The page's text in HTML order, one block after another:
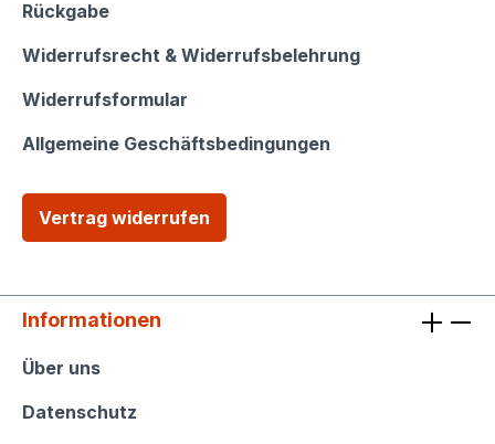
Rückgabe
Widerrufsrecht & Widerrufsbelehrung
Widerrufsformular
Allgemeine Geschäftsbedingungen
Vertrag widerrufen
Informationen
Informationen
Über uns
Datenschutz